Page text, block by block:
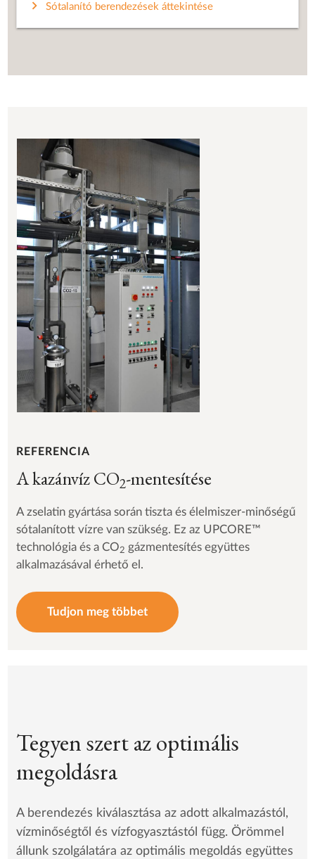
Sótalanító berendezések áttekintése
REFERENCIA
A kazánvíz CO2-mentesítése
A zselatin gyártása során tiszta és élelmiszer-minőségű
sótalanított vízre van szükség. Ez az UPCORE™
technológia és a CO2 gázmentesítés együttes
alkalmazásával érhető el.
Tudjon meg többet
Tegyen szert az optimális
megoldásra
A berendezés kiválasztása az adott alkalmazástól,
vízminőségtől és vízfogyasztástól függ. Örömmel
állunk szolgálatára az optimális megoldás együttes